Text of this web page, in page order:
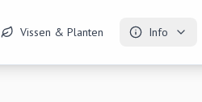
Vissen & Planten Info